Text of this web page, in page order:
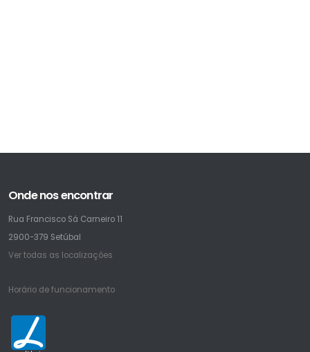
Onde nos encontrar
Rua Francisco Sá Carneiro 11
2900-379 Setúbal
Ver todas as localizações
Horário de funcionamento